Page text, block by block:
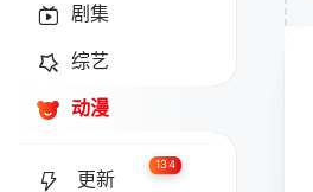
剧集
综艺
动漫
更新
134